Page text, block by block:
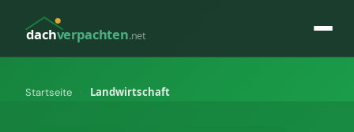
dachverpachten.net
Startseite › Landwirtschaft